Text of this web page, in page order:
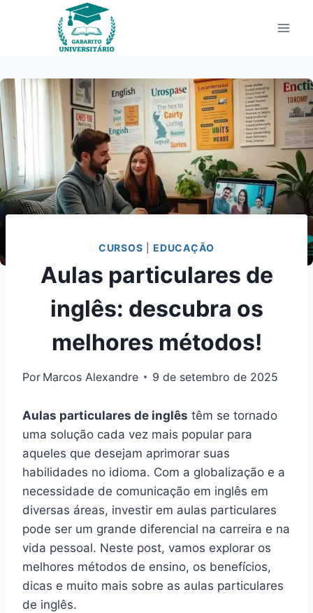
CURSOS |EDUCAÇÃO
Aulas particulares de
inglês: descubra os
melhores métodos!
Por Marcos Alexandre 9 de setembro de 2025
Aulas particulares de inglês têm se tornado
uma solução cada vez mais popular para
aqueles que desejam aprimorar suas
habilidades no idioma. Com a globalização e a
necessidade de comunicação em inglês em
diversas áreas, investir em aulas particulares
pode ser um grande diferencial na carreira e na
vida pessoal. Neste post, vamos explorar os
melhores métodos de ensino, os benefícios,
dicas e muito mais sobre as aulas particulares
de inglês.